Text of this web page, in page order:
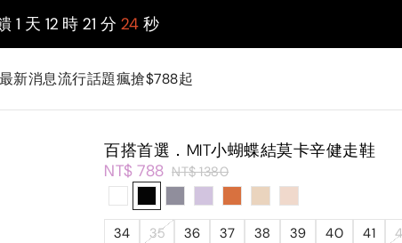
1 天 12 時 21 分 22 秒
最新消息流行話題瘋搶$788起
百搭首選．MIT小蝴蝶結莫卡辛健走鞋
NT$ 788 NT$ 1380
34 35 36 37 38 39 40 41